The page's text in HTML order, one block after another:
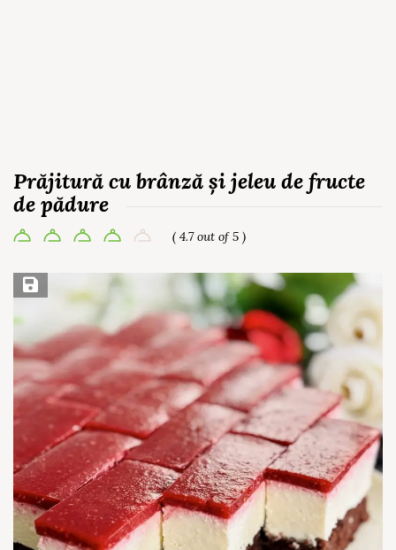
Prăjitură cu brânză și jeleu de fructe
de pădure
( 4.7 out of 5 )
Save Recipe